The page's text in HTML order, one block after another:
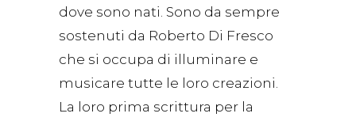
dove sono nati. Sono da sempre
sostenuti da Roberto Di Fresco
che si occupa di illuminare e
musicare tutte le loro creazioni.
La loro prima scrittura per la